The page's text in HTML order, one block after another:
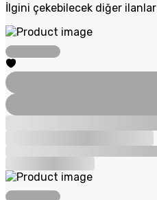
İlgini çekebilecek diğer ilanlar